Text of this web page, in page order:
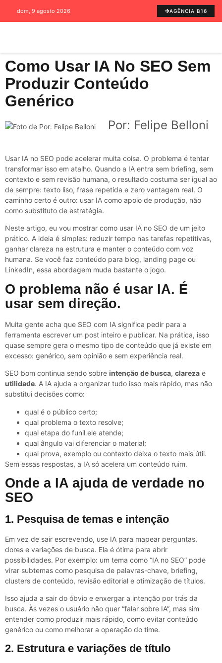
dom, 9 agosto 2026 AGÊNCIA B16
Como Usar IA No SEO Sem
Produzir Conteúdo
Genérico
Por: Felipe Belloni
Usar IA no SEO pode acelerar muita coisa. O problema é tentar
transformar isso em atalho. Quando a IA entra sem briefing, sem
contexto e sem revisão humana, o resultado costuma ser igual ao
de sempre: texto liso, frase repetida e zero vantagem real. O
caminho certo é outro: usar IA como apoio de produção, não
como substituto de estratégia.
Neste artigo, eu vou mostrar como usar IA no SEO de um jeito
prático. A ideia é simples: reduzir tempo nas tarefas repetitivas,
ganhar clareza na estrutura e manter o conteúdo com voz
humana. Se você faz conteúdo para blog, landing page ou
LinkedIn, essa abordagem muda bastante o jogo.
O problema não é usar IA. É
usar sem direção.
Muita gente acha que SEO com IA significa pedir para a
ferramenta escrever um post inteiro e publicar. Na prática, isso
quase sempre gera o mesmo tipo de conteúdo que já existe em
excesso: genérico, sem opinião e sem experiência real.
SEO bom continua sendo sobre intenção de busca, clareza e
utilidade. A IA ajuda a organizar tudo isso mais rápido, mas não
substitui decisões como:
qual é o público certo;
qual problema o texto resolve;
qual etapa do funil ele atende;
qual ângulo vai diferenciar o material;
qual prova, exemplo ou contexto deixa o texto mais útil.
Sem essas respostas, a IA só acelera um conteúdo ruim.
Onde a IA ajuda de verdade no
SEO
1. Pesquisa de temas e intenção
Em vez de sair escrevendo, use IA para mapear perguntas,
dores e variações de busca. Ela é ótima para abrir
possibilidades. Por exemplo: um tema como “IA no SEO” pode
virar subtemas como pesquisa de palavras-chave, briefing,
clusters de conteúdo, revisão editorial e otimização de títulos.
Isso ajuda a sair do óbvio e enxergar a intenção por trás da
busca. Às vezes o usuário não quer “falar sobre IA”, mas sim
entender como produzir mais rápido, como evitar conteúdo
genérico ou como melhorar a operação do time.
2. Estrutura e variações de título